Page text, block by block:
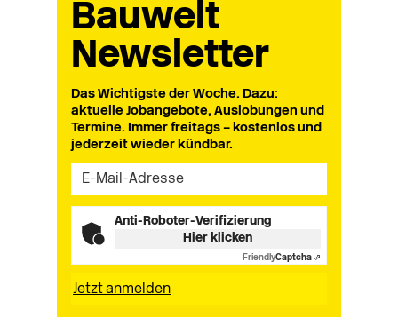
Bauwelt
Newsletter
Das Wichtigste der Woche. Dazu:
aktuelle Jobangebote, Auslobungen und
Termine. Immer freitags – kostenlos und
jederzeit wieder kündbar.
Anti-Roboter-Verifizierung
Hier klicken
FriendlyCaptcha ⇗